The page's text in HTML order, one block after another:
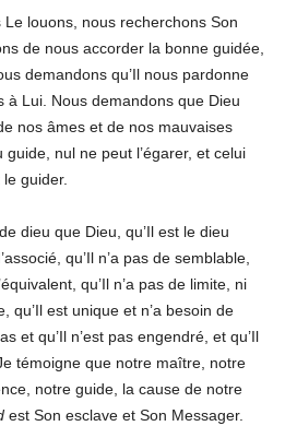
louons, nous recherchons Son
de nous accorder la bonne guidée,
demandons qu’Il nous pardonne
à Lui. Nous demandons que Dieu
nos âmes et de nos mauvaises
nul ne peut l’égarer, et celui
guider.
dieu que Dieu, qu’Il est le dieu
qu’Il n’a pas de semblable,
qu’Il n’a pas de limite, ni
qu’Il est unique et n’a besoin de
et qu’Il n’est pas engendré, et qu’Il
témoigne que notre maître, notre
notre guide, la cause de notre
est Son esclave et Son Messager.